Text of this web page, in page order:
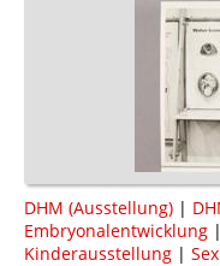
DHM (Ausstellung) |
Embryonalentwicklung |
Kinderausstellung |